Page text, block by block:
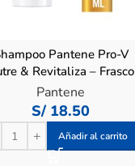
Pantene Pro-V
& Revitaliza – Frasco
300 ML
Pantene
S/ 18.50
Añadir al carrito